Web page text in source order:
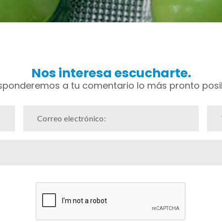
Nos interesa escucharte.
a tu comentario lo más pronto